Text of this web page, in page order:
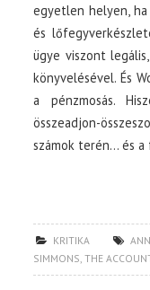
egyetlen helyen,
és
ügye viszont
könyvelésével. És
a pénzmosás.
összeadjon-
számok terén… és
KRITIKA
SIMMONS ,THE